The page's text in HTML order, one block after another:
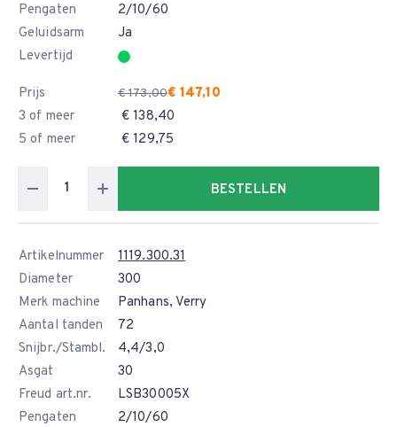
Pengaten
2/10/60
Geluidsarm
Ja
Levertijd
Prijs € 173,00€ 147,10
3 of meer
€ 138,40
5 of meer
€ 129,75
BESTELLEN
Artikelnummer
1119.300.31
Diameter
300
Merk machine
Panhans, Verry
Aantal tanden
72
Snijbr./Stambl.
4,4/3,0
Asgat
30
Freud art.nr.
LSB30005X
Pengaten
2/10/60